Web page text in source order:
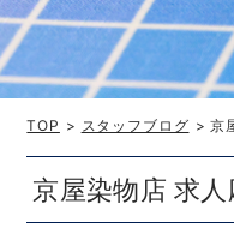
TOP > スタッフブログ > 京
京屋染物店 求